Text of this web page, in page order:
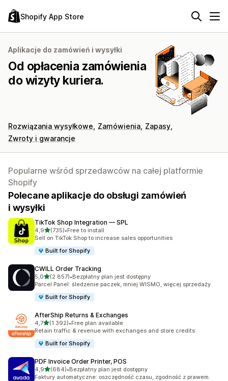
Shopify App Store
Aplikacje do zamówień i wysyłki
Od opłacenia zamówienia
do wizyty kuriera.
Rozwiązania wysyłkowe Zamówienia Zapasy
Zwroty i gwarancje
Popularne wśród sprzedawców na całej platformie
Shopify
Polecane aplikacje do obsługi zamówień
i wysyłki
TikTok Shop Integration — SPL
4,9na 5 gwiazdek
(735)
Łączna liczba recenzji: 735
•Free to install
Sell on TikTok Shop to increase sales opportunities
Built for Shopify
CWILL Order Tracking
5,0na 5 gwiazdek
(2 857)
Łączna liczba recenzji: 2857
•Bezpłatny plan jest dostępny
Parcel Panel: śledzenie paczek, mniej WISMO, więcej sprzedaży
Built for Shopify
AfterShip Returns & Exchanges
4,7na 5 gwiazdek
(1 392)
Łączna liczba recenzji: 1392
•Free plan available
Retain traffic & revenue with exchanges and store credits
Built for Shopify
PDF Invoice Order Printer, POS
4,9na 5 gwiazdek
(684)
Łączna liczba recenzji: 684
•Bezpłatny plan jest dostępny
Faktury automatyczne: oszczędność czasu, zgodność z prawem.